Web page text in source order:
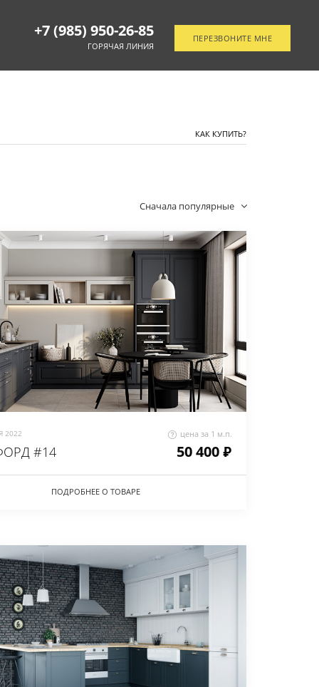
+7 (985) 950-26-85
ГОРЯЧАЯ ЛИНИЯ
ПЕРЕЗВОНИТЕ МНЕ
КАК КУПИТЬ?
Сначала популярные
2022 цена за 1 м.п.
#14 50 400 ₽
ПОДРОБНЕЕ О ТОВАРЕ